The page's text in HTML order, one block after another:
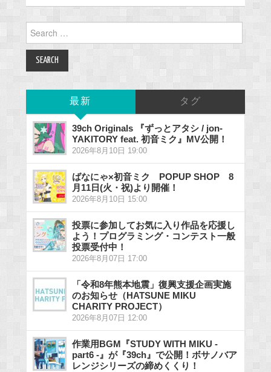
for:
最新 タグ
39ch Originals 『ずっとアタシ / jon-
YAKITORY feat. 初音ミク』MV公開！
2026年8月10日 19:00
ばなにゃ×初音ミク POPUP SHOP 8
月11日(火・祝)より開催！
2026年8月10日 15:00
投票に参加してお気に入り作品を応援し
よう！プログラミング・コンテスト一般
投票受付中！
2026年8月07日 17:00
「令和8年熊本地震」復興支援企画実施
のお知らせ（HATSUNE MIKU
CHARITY PROJECT）
2026年8月07日 12:00
作業用BGM『STUDY WITH MIKU -
part6 -』が『39ch』で公開！ボサノバア
レンジシリーズの締めくくり！